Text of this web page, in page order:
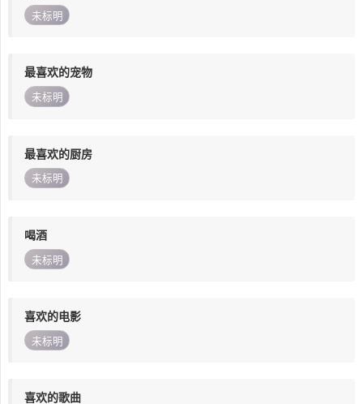
未标明
最喜欢的宠物
未标明
最喜欢的厨房
未标明
喝酒
未标明
喜欢的电影
未标明
喜欢的歌曲